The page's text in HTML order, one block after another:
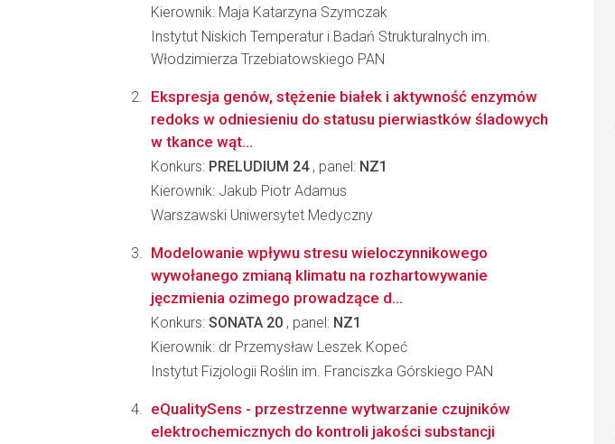
Kierownik: Maja Katarzyna Szymczak
Instytut Niskich Temperatur i Badań Strukturalnych im.
Włodzimierza Trzebiatowskiego PAN
Ekspresja genów, stężenie białek i aktywność enzymów
redoks w odniesieniu do statusu pierwiastków śladowych
w tkance wąt...
Konkurs: PRELUDIUM 24, panel: NZ1
Kierownik: Jakub Piotr Adamus
Warszawski Uniwersytet Medyczny
Modelowanie wpływu stresu wieloczynnikowego
wywołanego zmianą klimatu na rozhartowywanie
jęczmienia ozimego prowadzące d...
Konkurs: SONATA 20 , panel: NZ1
Kierownik: dr Przemysław Leszek Kopeć
Instytut Fizjologii Roślin im. Franciszka Górskiego PAN
eQualitySens - przestrzenne wytwarzanie czujników
elektrochemicznych do kontroli jakości substancji